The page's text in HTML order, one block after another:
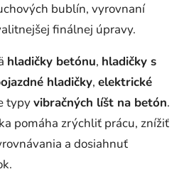
ý
p
s
u
bublín, vyrovnaní
finálnej úpravy.
hladičky betónu, hladičky s
hladičky, elektrické
typyvibračných líšt na betón.
pomáha zrýchliť prácu, znížiť
a dosiahnuť